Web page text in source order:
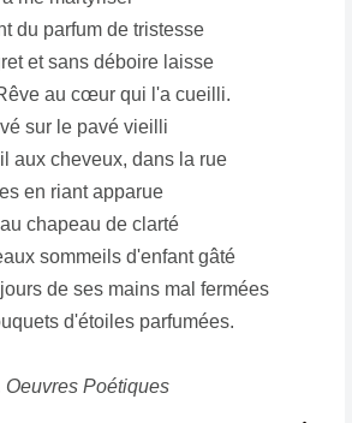
du parfum de tristesse
et sans déboire laisse
au cœur qui l'a cueilli.
sur le pavé vieilli
aux cheveux, dans la rue
en riant apparue
chapeau de clarté
sommeils d'enfant gâté
de ses mains mal fermées
d'étoiles parfumées.
Poétiques